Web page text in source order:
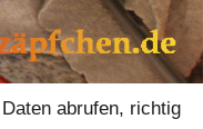
abrufen, richtig